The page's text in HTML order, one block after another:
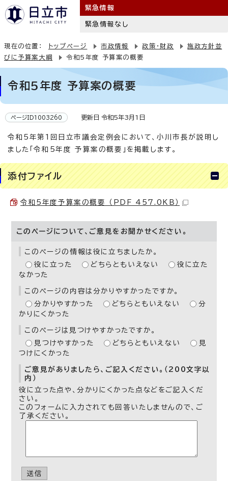
緊急情報
緊急情報なし
現在の位置： トップページ 市政情報 政策・財政
施政方針並
びに予算案大綱
令和5年度 予算案の概要
令和5年度 予算案の概要
ページID1003260 更新日 令和5年3月1日
令和5年第1回日立市議会定例会において、小川市長が説明し
ました「令和5年度 予算案の概要」を掲載します。
添付ファイル
令和5年度予算案の概要 （PDF 457.0KB）
このページについて、ご意見をお聞かせください。
このページの情報は役に立ちましたか。
役に立った
どちらともいえない
役に立た
なかった
このページの内容は分かりやすかったですか。
分かりやすかった
どちらともいえない
分
かりにくかった
このページは見つけやすかったですか。
見つけやすかった
どちらともいえない
見
つけにくかった
ご意見がありましたら、ご記入ください。（200文字以
内）
役に立った点や、分かりにくかった点などをご記入くだ
さい。
このフォームに入力されても回答いたしませんので、ご
了承ください。
送信